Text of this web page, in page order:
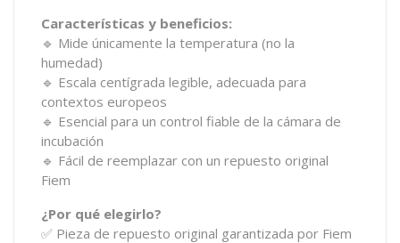
Características y beneficios:
🔹 Mide únicamente la temperatura (no la
humedad)
🔹 Escala centígrada legible, adecuada para
contextos europeos
🔹 Esencial para un control fiable de la cámara de
incubación
🔹 Fácil de reemplazar con un repuesto original
Fiem
¿Por qué elegirlo?
✅ Pieza de repuesto original garantizada por Fiem